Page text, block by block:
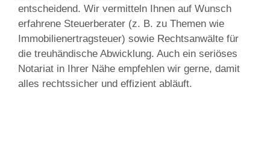
entscheidend. Wir vermitteln Ihnen auf Wunsch
erfahrene Steuerberater (z. B. zu Themen wie
Immobilienertragsteuer) sowie Rechtsanwälte für
die treuhändische Abwicklung. Auch ein seriöses
Notariat in Ihrer Nähe empfehlen wir gerne, damit
alles rechtssicher und effizient abläuft.